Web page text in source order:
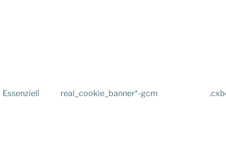
Essenziell real_cookie_banner*-gcm